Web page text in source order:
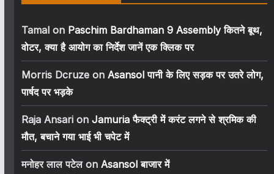
Tamalon Paschim Bardhaman 9 Assembly कितने बूथ,
वोटर, क्या है आयोग का निर्देश जानें एक क्लिक पर
Morris Dcruzeon Asansol पानी के लिए सड़क पर उतरे लोग,
पार्षद पर भड़के
Raja Ansarion Jamuria फैक्ट्री में करंट लगने से श्रमिक की
मौत, बचाने गया भाई भी चपेट में
मनोहर लाल पटेलon Asansol बाजार में